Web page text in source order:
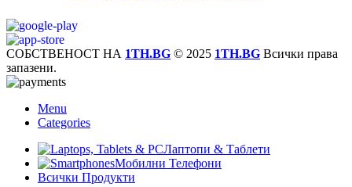
СОБСТВЕНОСТ НА 1TH.BG © 2025 1TH.BG Всички права
запазени.
Menu
Categories
Лаптопи & Таблети
Мобилни Телефони
Всички Продукти